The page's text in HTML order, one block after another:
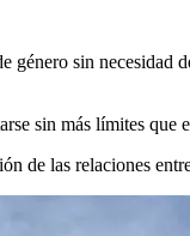
género sin necesidad
sin más límites que
de las relaciones